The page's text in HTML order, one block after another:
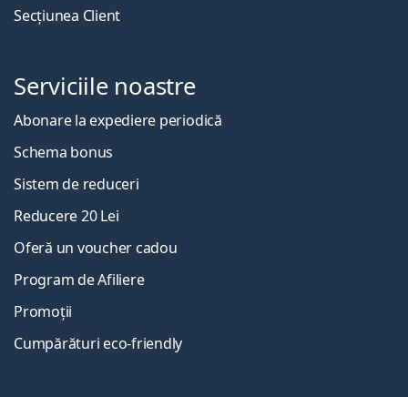
Secțiunea Client
Serviciile noastre
Abonare la expediere periodică
Schema bonus
Sistem de reduceri
Reducere 20 Lei
Oferă un voucher cadou
Program de Afiliere
Promoții
Cumpărături eco-friendly